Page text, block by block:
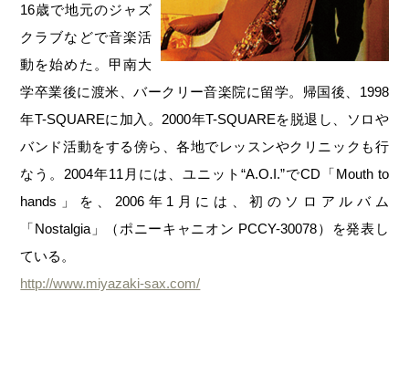
16歳で地元のジャズ
クラブなどで音楽活
動を始めた。甲南大
学卒業後に渡米、バークリー音楽院に留学。帰国後、1998
年T-SQUAREに加入。2000年T-SQUAREを脱退し、ソロや
バンド活動をする傍ら、各地でレッスンやクリニックも行
なう。2004年11月には、ユニット“A.O.I.”でCD「Mouth to
hands」を、2006年1月には、初のソロアルバム
「Nostalgia」（ポニーキャニオン PCCY-30078）を発表し
ている。
http://www.miyazaki-sax.com/